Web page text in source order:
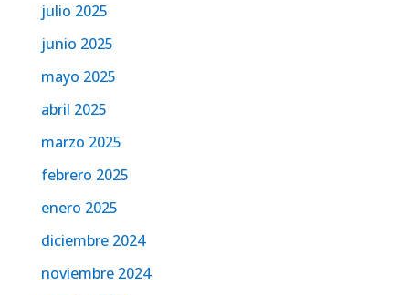
julio 2025
junio 2025
mayo 2025
abril 2025
marzo 2025
febrero 2025
enero 2025
diciembre 2024
noviembre 2024